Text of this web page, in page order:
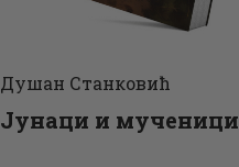
Душан Станковић
Јунаци и мученици